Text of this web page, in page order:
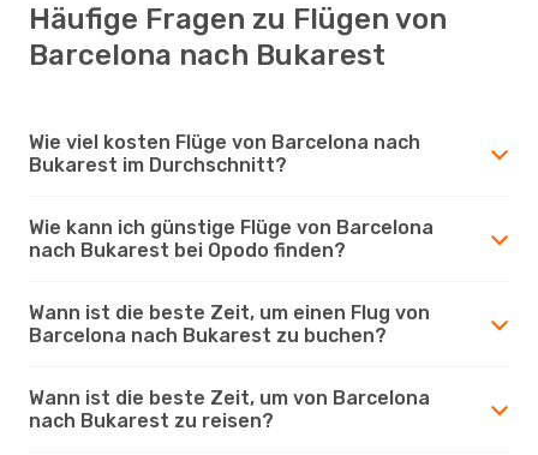
Häufige Fragen zu Flügen von
Barcelona nach Bukarest
Wie viel kosten Flüge von Barcelona nach
Bukarest im Durchschnitt?
Wie kann ich günstige Flüge von Barcelona
nach Bukarest bei Opodo finden?
Wann ist die beste Zeit, um einen Flug von
Barcelona nach Bukarest zu buchen?
Wann ist die beste Zeit, um von Barcelona
nach Bukarest zu reisen?